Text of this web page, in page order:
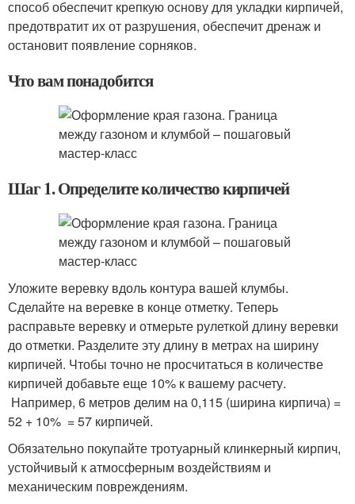
способ обеспечит крепкую основу для укладки кирпичей,
предотвратит их от разрушения, обеспечит дренаж и
остановит появление сорняков.
Что вам понадобится
Шаг 1. Определите количество кирпичей
Уложите веревку вдоль контура вашей клумбы.
Сделайте на веревке в конце отметку. Теперь
расправьте веревку и отмерьте рулеткой длину веревки
до отметки. Разделите эту длину в метрах на ширину
кирпичей. Чтобы точно не просчитаться в количестве
кирпичей добавьте еще 10% к вашему расчету.
Например, 6 метров делим на 0,115 (ширина кирпича) =
52 + 10% = 57 кирпичей.
Обязательно покупайте тротуарный клинкерный кирпич,
устойчивый к атмосферным воздействиям и
механическим повреждениям.